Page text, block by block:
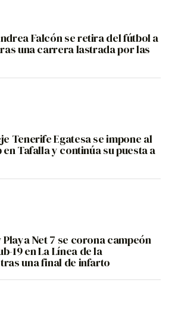
Falcón se retira del fútbol a
una carrera lastrada por las
Tenerife Egatesa se impone al
Tafalla y continúa su puesta a
Playa Net 7 se corona campeón
19 en La Línea de la
una final de infarto